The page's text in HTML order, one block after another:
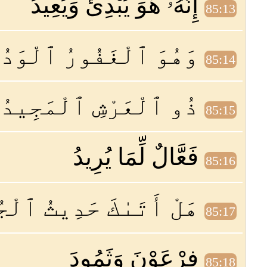
85:13
85:14 وَهُوَ ٱلْغَفُورُ
85:15 ذُو ٱلْعَرْشِ ٱلْمَجِيدُ
85:16 فَعَّالٌ لِّمَا يُرِيدُ
85:17 هَلْ أَتَىٰكَ حَدِيثُ
85:18 فِرْعَوْنَ وَثَمُودَ